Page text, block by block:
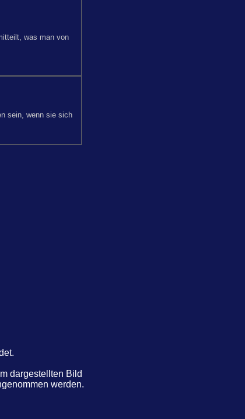
was man von
sein, wenn sie sich
dargestellten Bild
werden.